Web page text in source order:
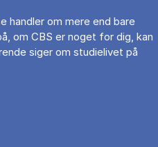
handler om mere end bare
om CBS er noget for dig, kan
siger om studielivet på